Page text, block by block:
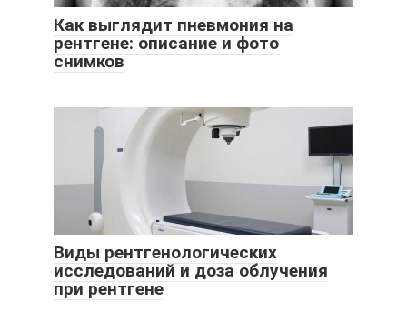
Как выглядит пневмония на
рентгене: описание и фото
снимков
Виды рентгенологических
исследований и доза облучения
при рентгене